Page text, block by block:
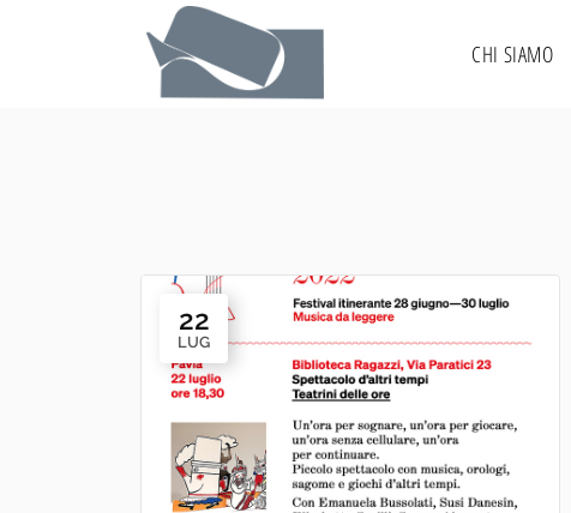
CHI SIAMO
22
LUG